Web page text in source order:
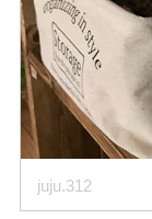
juju.312